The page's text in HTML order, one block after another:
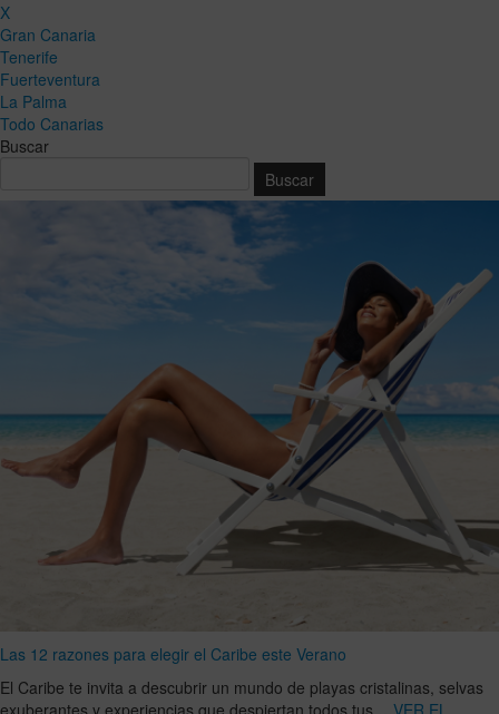
X
Gran Canaria
Tenerife
Fuerteventura
La Palma
Todo Canarias
Buscar
Las 12 razones para elegir el Caribe este Verano
El Caribe te invita a descubrir un mundo de playas cristalinas, selvas
exuberantes y experiencias que despiertan todos tus …VER EL